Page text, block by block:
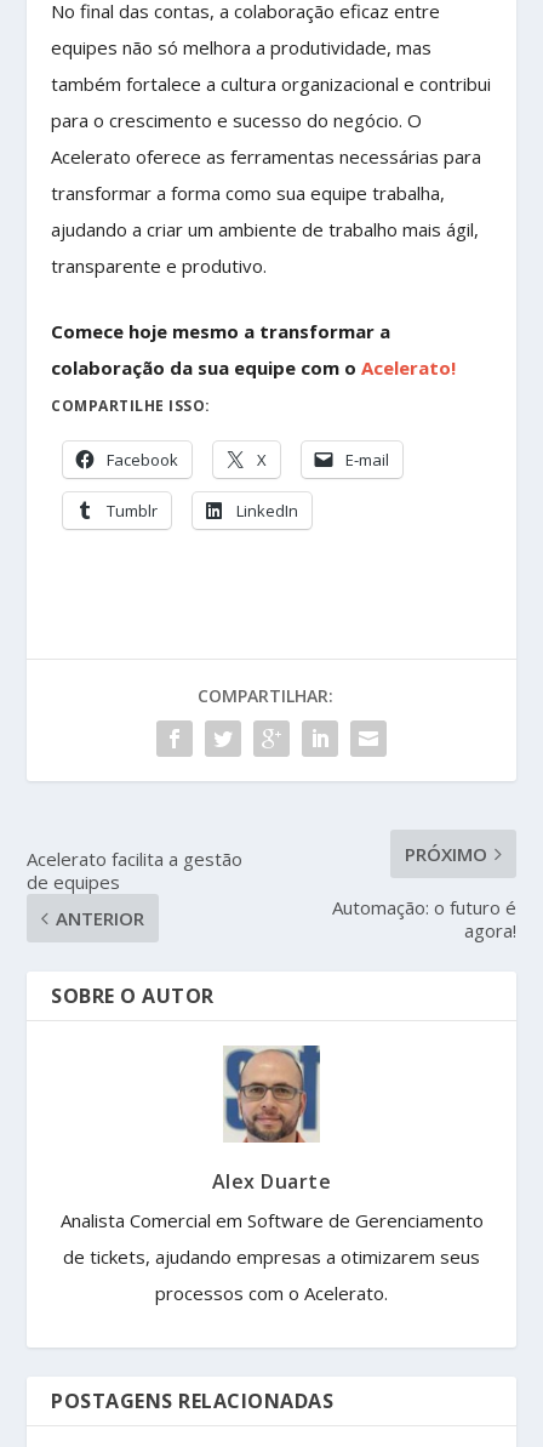
No final das contas, a colaboração eficaz entre
equipes não só melhora a produtividade, mas
também fortalece a cultura organizacional e contribui
para o crescimento e sucesso do negócio. O
Acelerato oferece as ferramentas necessárias para
transformar a forma como sua equipe trabalha,
ajudando a criar um ambiente de trabalho mais ágil,
transparente e produtivo.
Comece hoje mesmo a transformar a
colaboração da sua equipe com oAcelerato!
COMPARTILHE ISSO:
Facebook X E-mail
Tumblr LinkedIn
COMPARTILHAR:
Acelerato facilita a gestão
de equipes
ANTERIOR
PRÓXIMO
Automação: o futuro é
agora!
SOBRE O AUTOR
Alex Duarte
Analista Comercial em Software de Gerenciamento
de tickets, ajudando empresas a otimizarem seus
processos com o Acelerato.
POSTAGENS RELACIONADAS